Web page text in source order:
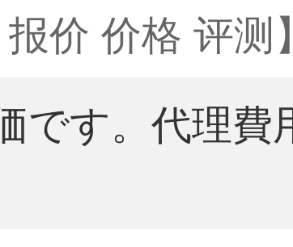
价 价格 评测
です。代理費